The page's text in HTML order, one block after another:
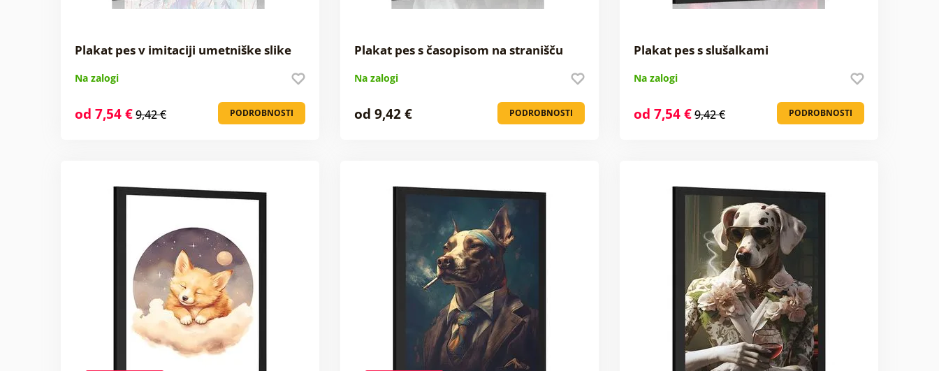
Plakat pes v imitaciji umetniške slike
Na zalogi
PODROBNOSTI
od 7,54 €9,42 €
Plakat pes s časopisom na stranišču
Na zalogi
PODROBNOSTI
od 9,42 €
Plakat pes s slušalkami
Na zalogi
PODROBNOSTI
od 7,54 €9,42 €